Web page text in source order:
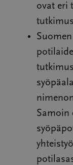
ovat eri
Samoin